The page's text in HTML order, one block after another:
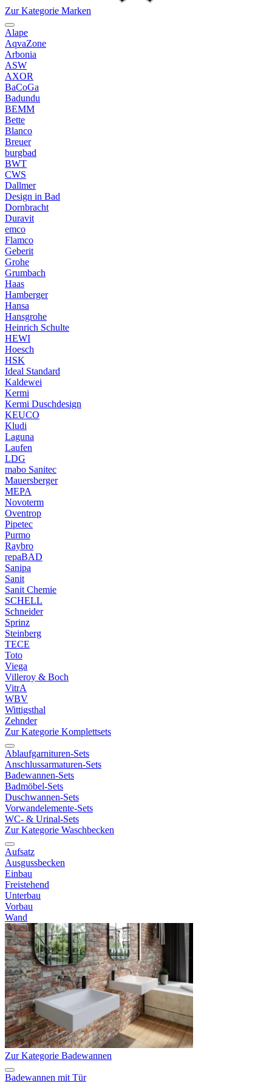
Zur Kategorie Marken
Alape
AqvaZone
Arbonia
ASW
AXOR
BaCoGa
Badundu
BEMM
Bette
Blanco
Breuer
burgbad
BWT
CWS
Dallmer
Design in Bad
Dornbracht
Duravit
emco
Flamco
Geberit
Grohe
Grumbach
Haas
Hamberger
Hansa
Hansgrohe
Heinrich Schulte
HEWI
Hoesch
HSK
Ideal Standard
Kaldewei
Kermi
Kermi Duschdesign
KEUCO
Kludi
Laguna
Laufen
LDG
mabo Sanitec
Mauersberger
MEPA
Novoterm
Oventrop
Pipetec
Purmo
Raybro
repaBAD
Sanipa
Sanit
Sanit Chemie
SCHELL
Schneider
Sprinz
Steinberg
TECE
Toto
Viega
Villeroy & Boch
VitrA
WBV
Wittigsthal
Zehnder
Zur Kategorie Komplettsets
Ablaufgarnituren-Sets
Anschlussarmaturen-Sets
Badewannen-Sets
Badmöbel-Sets
Duschwannen-Sets
Vorwandelemente-Sets
WC- & Urinal-Sets
Zur Kategorie Waschbecken
Aufsatz
Ausgussbecken
Einbau
Freistehend
Unterbau
Vorbau
Wand
Zur Kategorie Badewannen
Badewannen mit Tür